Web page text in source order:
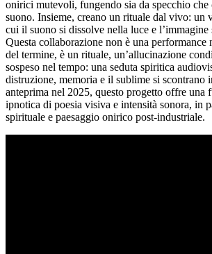
onirici mutevoli, fungendo sia da specchio che
suono. Insieme, creano un rituale dal vivo: un
cui il suono si dissolve nella luce e
Questa collaborazione non è una performance
del termine, è un rituale, un’allucinazione
sospeso nel tempo: una seduta spiritica
distruzione, memoria e il sublime si scontrano
anteprima nel 2025, questo progetto offre una
ipnotica di poesia visiva e intensità sonora, in
spirituale e paesaggio onirico post-industriale.